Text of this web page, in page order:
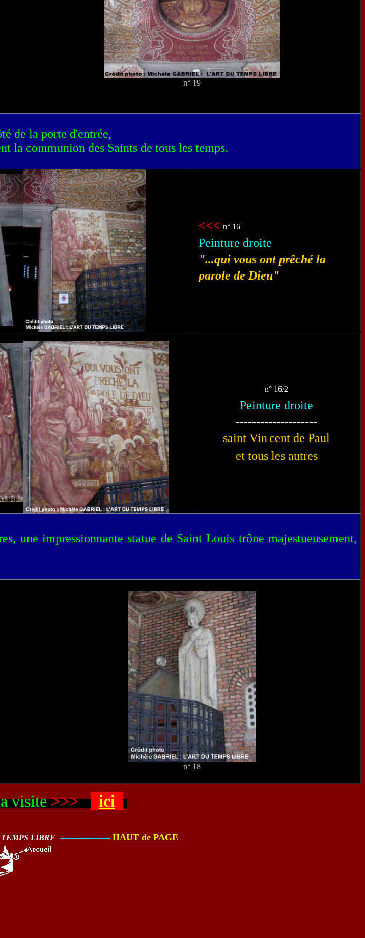
n° 19
de la porte d'entrée,
la communion des Saints de tous les temps.
<<< n° 16
Peinture droite
"...qui vous ont prêché la
parole de Dieu"
n° 16/2
Peinture droite
--------------------
saint Vin cent de Paul
et tous les autres
une impressionnante statue de Saint Louis trône majestueusement,
n° 18
visite>>> ici
LIBRE -------------------- HAUT de PAGE